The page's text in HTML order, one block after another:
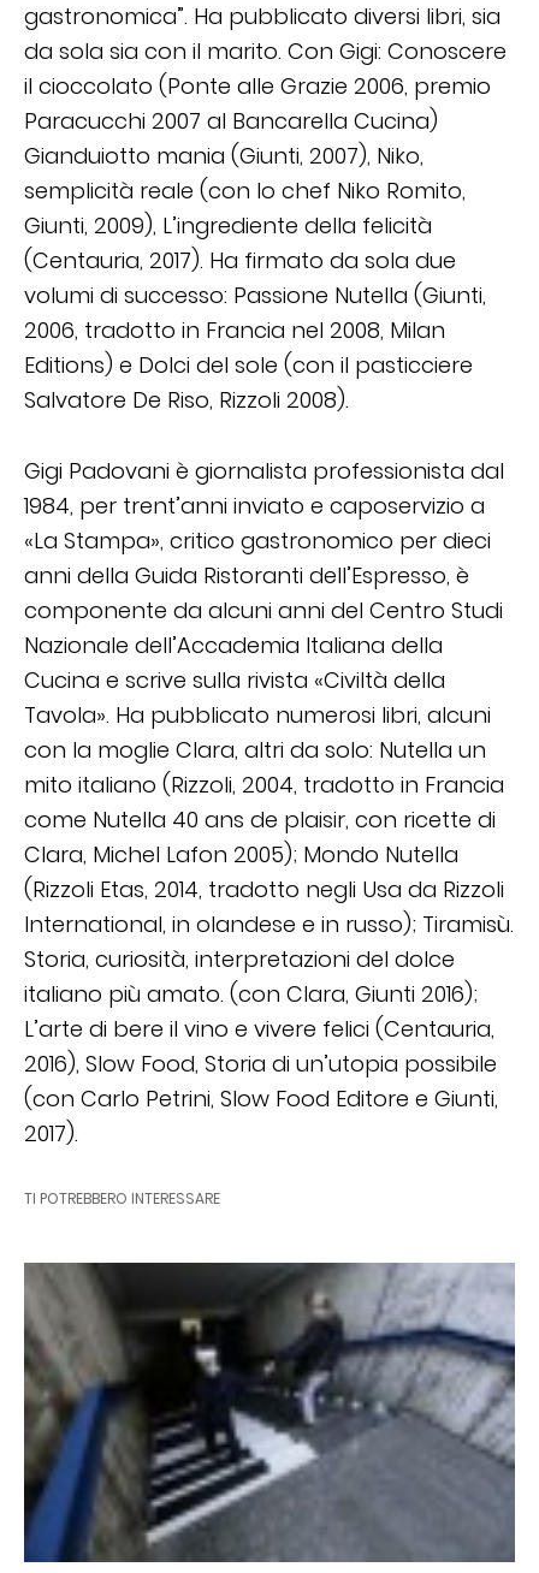
gastronomica”. Ha pubblicato diversi libri, sia
da sola sia con il marito. Con Gigi: Conoscere
il cioccolato (Ponte alle Grazie 2006, premio
Paracucchi 2007 al Bancarella Cucina)
Gianduiotto mania (Giunti, 2007), Niko,
semplicità reale (con lo chef Niko Romito,
Giunti, 2009), L’ingrediente della felicità
(Centauria, 2017). Ha firmato da sola due
volumi di successo: Passione Nutella (Giunti,
2006, tradotto in Francia nel 2008, Milan
Editions) e Dolci del sole (con il pasticciere
Salvatore De Riso, Rizzoli 2008).
Gigi Padovani è giornalista professionista dal
1984, per trent’anni inviato e caposervizio a
«La Stampa», critico gastronomico per dieci
anni della Guida Ristoranti dell’Espresso, è
componente da alcuni anni del Centro Studi
Nazionale dell’Accademia Italiana della
Cucina e scrive sulla rivista «Civiltà della
Tavola». Ha pubblicato numerosi libri, alcuni
con la moglie Clara, altri da solo: Nutella un
mito italiano (Rizzoli, 2004, tradotto in Francia
come Nutella 40 ans de plaisir, con ricette di
Clara, Michel Lafon 2005); Mondo Nutella
(Rizzoli Etas, 2014, tradotto negli Usa da Rizzoli
International, in olandese e in russo); Tiramisù.
Storia, curiosità, interpretazioni del dolce
italiano più amato. (con Clara, Giunti 2016);
L’arte di bere il vino e vivere felici (Centauria,
2016), Slow Food, Storia di un’utopia possibile
(con Carlo Petrini, Slow Food Editore e Giunti,
2017).
TI POTREBBERO INTERESSARE